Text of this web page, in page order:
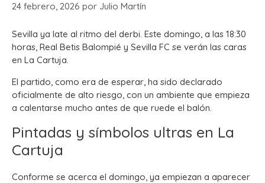
24 febrero, 2026 por Julio Martín
Sevilla ya late al ritmo del derbi. Este domingo, a las 18:30
horas, Real Betis Balompié y Sevilla FC se verán las caras
en La Cartuja.
El partido, como era de esperar, ha sido declarado
oficialmente de alto riesgo, con un ambiente que empieza
a calentarse mucho antes de que ruede el balón.
Pintadas y símbolos ultras en La
Cartuja
Conforme se acerca el domingo, ya empiezan a aparecer